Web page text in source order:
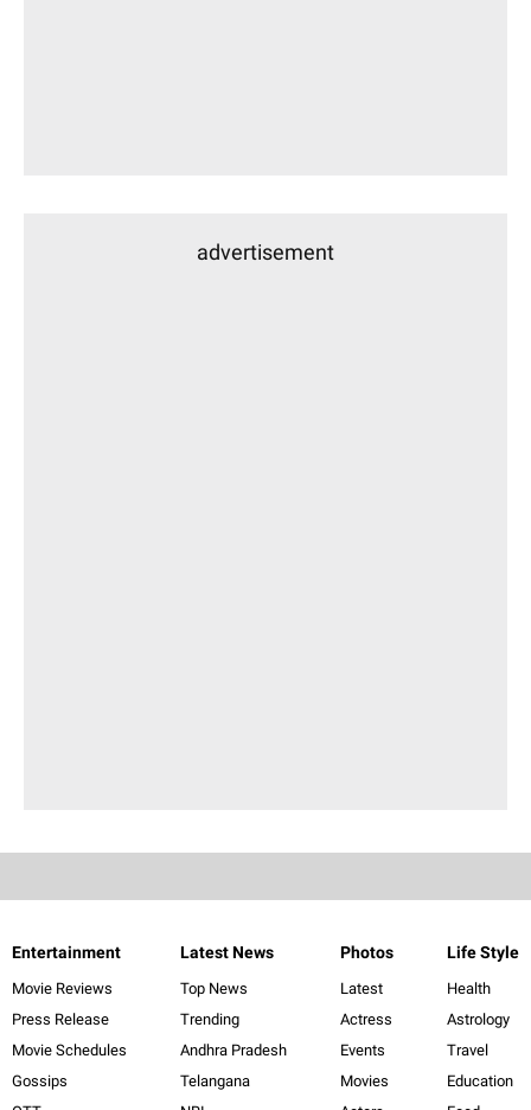
advertisement
Entertainment
Movie Reviews
Press Release
Movie Schedules
Gossips
Latest News
Top News
Trending
Andhra Pradesh
Telangana
Photos
Latest
Actress
Events
Movies
Life Style
Health
Astrology
Travel
Education